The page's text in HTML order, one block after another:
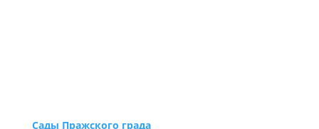
Сады Пражского града